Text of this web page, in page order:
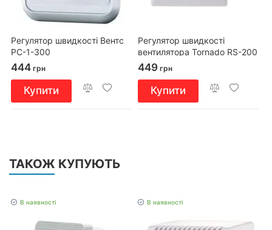
Регулятор швидкості Вентс
РС-1-300
444 грн
Купити
Регулятор швидкості
вентилятора Tornado RS-200
449 грн
Купити
ТАКОЖ КУПУЮТЬ
В наявності В наявності